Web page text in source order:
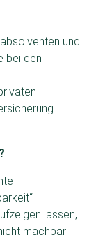
und
bei den
lassen,
machbar